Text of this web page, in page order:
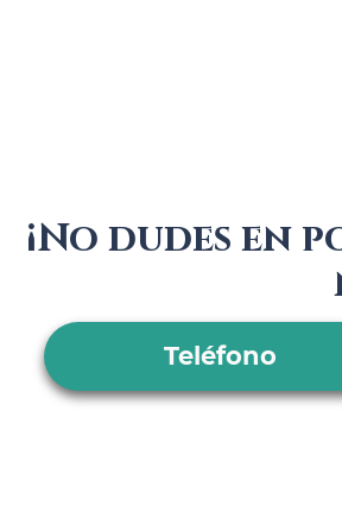
¡No dudes
Teléfono